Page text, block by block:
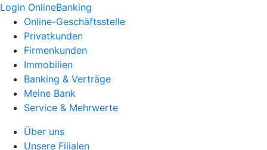
Login OnlineBanking
Online-Geschäftsstelle
Privatkunden
Firmenkunden
Immobilien
Banking & Verträge
Meine Bank
Service & Mehrwerte
Über uns
Unsere Filialen